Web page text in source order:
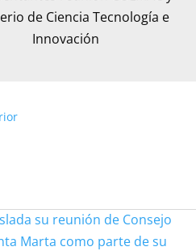
de Ciencia Tecnología e
Innovación